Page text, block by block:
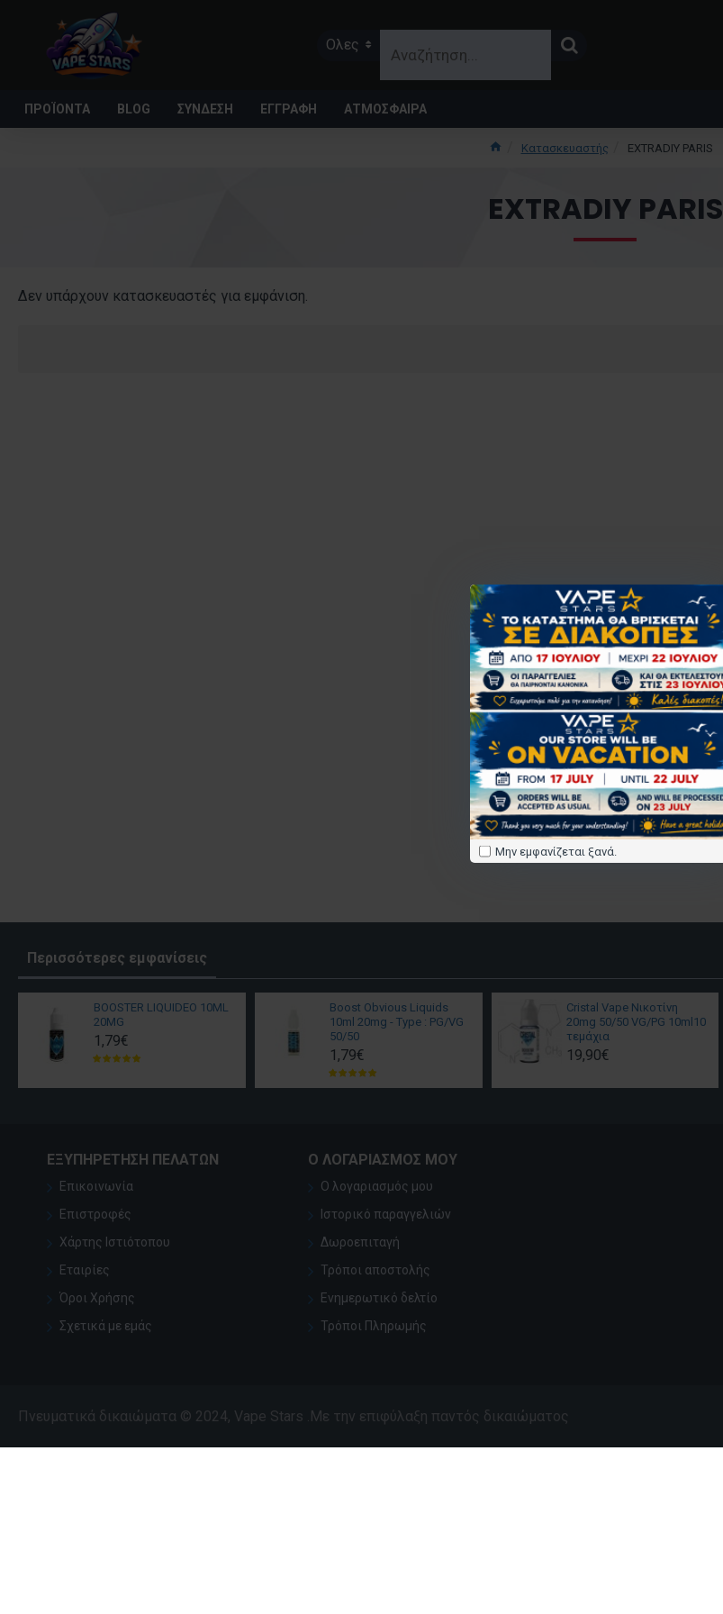
Μην εμφανίζεται ξανά.
Ολες
ΠΡΟΪΌΝΤΑ BLOG ΣΥΝΔΕΣΗ ΕΓΓΡΑΦΗ ΑΤΜΟΣΦΑΙΡΑ
Κατασκευαστής EXTRADIY PARIS
EXTRADIY PARIS
Δεν υπάρχουν κατασκευαστές για εμφάνιση.
Περισσότερες εμφανίσεις
BOOSTER LIQUIDEO 10ML
20MG
1,79€
Boost Obvious Liquids
10ml 20mg - Type : PG/VG
50/50
1,79€
Cristal Vape Νικοτίνη
20mg 50/50 VG/PG 10ml10
τεμάχια
19,90€
ΕΞΥΠΗΡΈΤΗΣΗ ΠΕΛΑΤΏΝ
Επικοινωνία
Επιστροφές
Χάρτης Ιστιότοπου
Εταιρίες
Όροι Χρήσης
Σχετικά με εμάς
Ο ΛΟΓΑΡΙΑΣΜΌΣ ΜΟΥ
Ο λογαριασμός μου
Ιστορικό παραγγελιών
Δωροεπιταγή
Τρόποι αποστολής
Ενημερωτικό δελτίο
Τρόποι Πληρωμής
Πνευματικά δικαιώματα © 2024, Vape Stars .Με την επιφύλαξη παντός δικαιώματος